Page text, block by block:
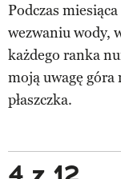
Podczas
wezwaniu wody,
każdego ranka
moją uwagę góra
płaszczka.